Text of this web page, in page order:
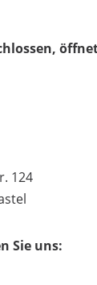
124
Sie uns: